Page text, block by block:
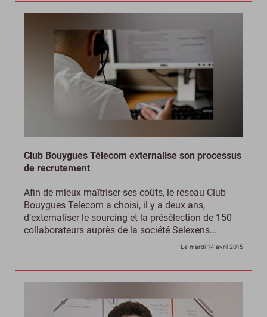
Club Bouygues Télecom externalise son processus
de recrutement
Afin de mieux maîtriser ses coûts, le réseau Club
Bouygues Telecom a choisi, il y a deux ans,
d’externaliser le sourcing et la présélection de 150
collaborateurs auprès de la société Selexens...
Le mardi 14 avril 2015